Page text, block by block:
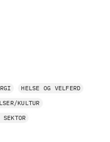
HELSE OG VELFERD
KULTUR
SEKTOR